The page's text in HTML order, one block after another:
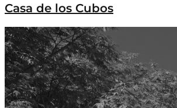
Casa de los Cubos